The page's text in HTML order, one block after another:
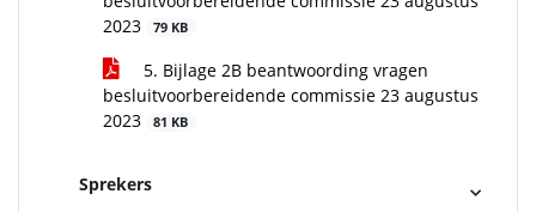
2023
79 KB
5. Bijlage 2B beantwoording vragen
besluitvoorbereidende commissie 23 augustus
2023
81 KB
Sprekers